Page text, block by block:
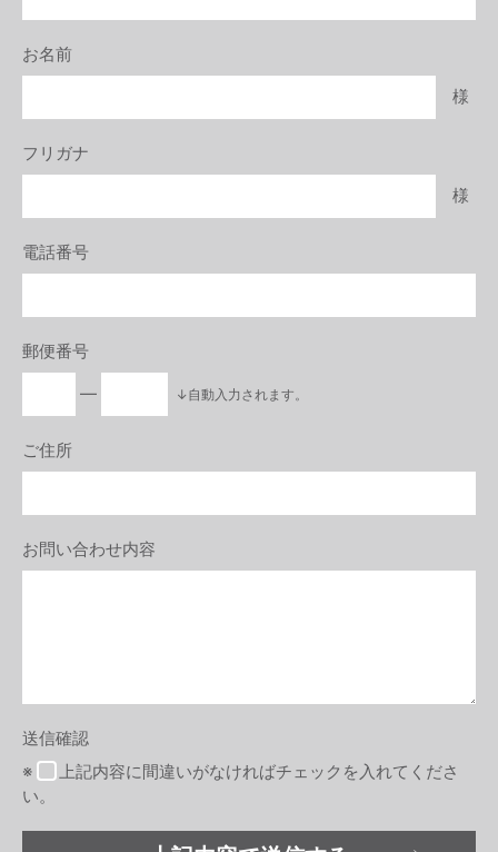
お名前
様
フリガナ
様
電話番号
郵便番号
―
↓自動入力されます。
ご住所
お問い合わせ内容
送信確認
※
上記内容に間違いがなければチェックを入れてくださ
い。